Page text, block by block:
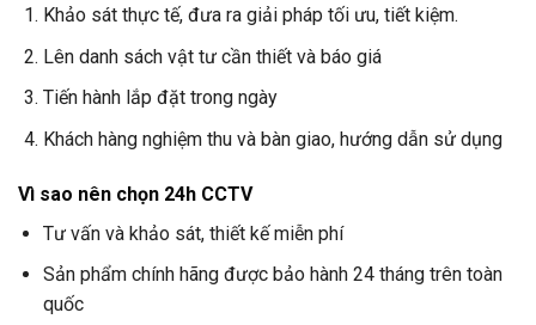
Khảo sát thực tế, đưa ra giải pháp tối ưu, tiết kiệm.
Lên danh sách vật tư cần thiết và báo giá
Tiến hành lắp đặt trong ngày
Khách hàng nghiệm thu và bàn giao, hướng dẫn sử dụng
Vì sao nên chọn 24h CCTV
Tư vấn và khảo sát, thiết kế miễn phí
Sản phẩm chính hãng được bảo hành 24 tháng trên toàn
quốc